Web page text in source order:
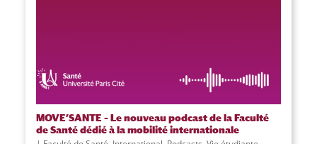
MOVE’SANTE – Le nouveau podcast de la Faculté
de Santé dédié à la mobilité internationale